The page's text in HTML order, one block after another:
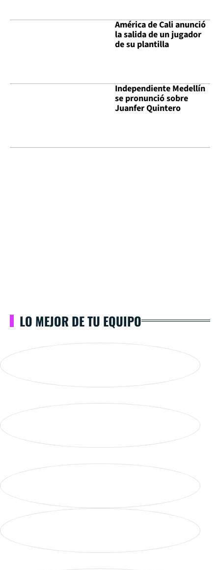
América de Cali anunció
la salida de un jugador
de su plantilla
Independiente Medellín
se pronunció sobre
Juanfer Quintero
LO MEJOR DE TU EQUIPO